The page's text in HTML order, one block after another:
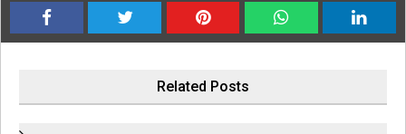
Related Posts